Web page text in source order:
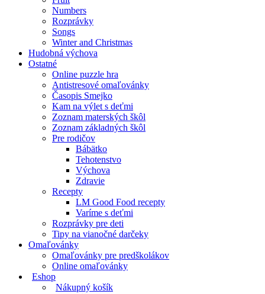
Numbers
Rozprávky
Songs
Winter and Christmas
Hudobná výchova
Ostatné
Online puzzle hra
Antistresové omaľovánky
Časopis Smejko
Kam na výlet s deťmi
Zoznam materských škôl
Zoznam základných škôl
Pre rodičov
Bábätko
Tehotenstvo
Výchova
Zdravie
Recepty
LM Good Food recepty
Varíme s deťmi
Rozprávky pre deti
Tipy na vianočné darčeky
Omaľovánky
Omaľovánky pre predškolákov
Online omaľovánky
Eshop
Nákupný košík